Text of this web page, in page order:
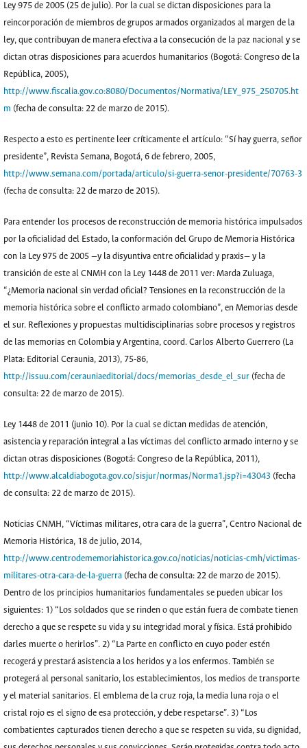
Ley 975 de 2005 (25 de julio). Por la cual se dictan disposiciones para la
reincorporación de miembros de grupos armados organizados al margen de la
ley, que contribuyan de manera efectiva a la consecución de la paz nacional y se
dictan otras disposiciones para acuerdos humanitarios (Bogotá: Congreso de la
República, 2005),
http://www.fiscalia.gov.co:8080/Documentos/Normativa/LEY_975_250705.ht
m (fecha de consulta: 22 de marzo de 2015).
Respecto a esto es pertinente leer críticamente el artículo: “Sí hay guerra, señor
presidente”, Revista Semana, Bogotá, 6 de febrero, 2005,
http://www.semana.com/portada/articulo/si-guerra-senor-presidente/70763-3
(fecha de consulta: 22 de marzo de 2015).
Para entender los procesos de reconstrucción de memoria histórica impulsados
por la oficialidad del Estado, la conformación del Grupo de Memoria Histórica
con la Ley 975 de 2005 —y la disyuntiva entre oficialidad y praxis— y la
transición de este al CNMH con la Ley 1448 de 2011 ver: Marda Zuluaga,
“¿Memoria nacional sin verdad oficial? Tensiones en la reconstrucción de la
memoria histórica sobre el conflicto armado colombiano”, en Memorias desde
el sur. Reflexiones y propuestas multidisciplinarias sobre procesos y registros
de las memorias en Colombia y Argentina, coord. Carlos Alberto Guerrero (La
Plata: Editorial Ceraunia, 2013), 75-86,
http://issuu.com/cerauniaeditorial/docs/memorias_desde_el_sur (fecha de
consulta: 22 de marzo de 2015).
Ley 1448 de 2011 (junio 10). Por la cual se dictan medidas de atención,
asistencia y reparación integral a las víctimas del conflicto armado interno y se
dictan otras disposiciones (Bogotá: Congreso de la República, 2011),
http://www.alcaldiabogota.gov.co/sisjur/normas/Norma1.jsp?i=43043 (fecha
de consulta: 22 de marzo de 2015).
Noticias CNMH, “Víctimas militares, otra cara de la guerra”, Centro Nacional de
Memoria Histórica, 18 de julio, 2014,
http://www.centrodememoriahistorica.gov.co/noticias/noticias-cmh/victimas-
militares-otra-cara-de-la-guerra (fecha de consulta: 22 de marzo de 2015).
Dentro de los principios humanitarios fundamentales se pueden ubicar los
siguientes: 1) “Los soldados que se rinden o que están fuera de combate tienen
derecho a que se respete su vida y su integridad moral y física. Está prohibido
darles muerte o herirlos”. 2) “La Parte en conflicto en cuyo poder estén
recogerá y prestará asistencia a los heridos y a los enfermos. También se
protegerá al personal sanitario, los establecimientos, los medios de transporte
y el material sanitarios. El emblema de la cruz roja, la media luna roja o el
cristal rojo es el signo de esa protección, y debe respetarse”. 3) “Los
combatientes capturados tienen derecho a que se respeten su vida, su dignidad,